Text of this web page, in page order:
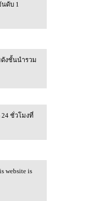
ดับ 1
ดังชั้นนำรวม
ชั่วโมงที่
website is